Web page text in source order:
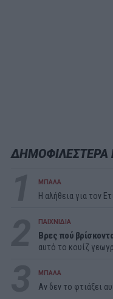
ΔΗΜΟΦΙΛΕΣΤΕΡΑ
ΜΠΑΛΑ
Η αλήθεια για τον
ΠΑΙΧΝΙΔΙΑ
Βρες πού
αυτό το κουίζ
ΜΠΑΛΑ
Αν δεν το φτιάξει